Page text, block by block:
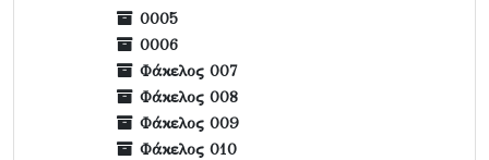
0005
0006
Φάκελος 007
Φάκελος 008
Φάκελος 009
Φάκελος 010